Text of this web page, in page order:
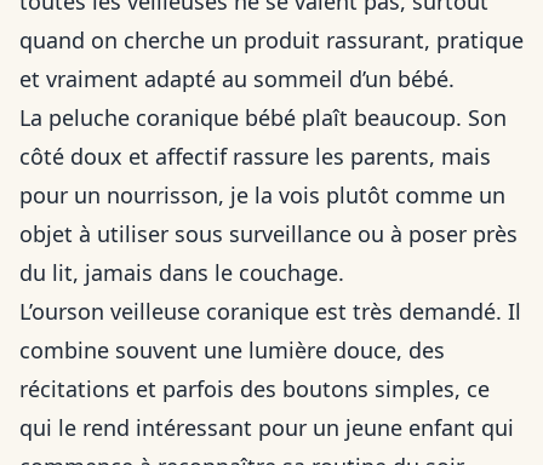
quand on cherche un produit rassurant, pratique
et vraiment adapté au sommeil d’un bébé.
La peluche coranique bébé plaît beaucoup. Son
côté doux et affectif rassure les parents, mais
pour un nourrisson, je la vois plutôt comme un
objet à utiliser sous surveillance ou à poser près
du lit, jamais dans le couchage.
L’ourson veilleuse coranique est très demandé. Il
combine souvent une lumière douce, des
récitations et parfois des boutons simples, ce
qui le rend intéressant pour un jeune enfant qui